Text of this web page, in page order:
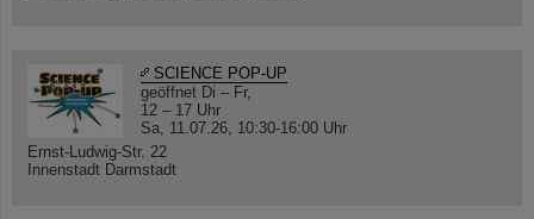
SCIENCE POP-UP
geöffnet Di – Fr,
12 – 17 Uhr
Sa, 11.07.26, 10:30-16:00 Uhr
Ernst-Ludwig-Str. 22
Innenstadt Darmstadt